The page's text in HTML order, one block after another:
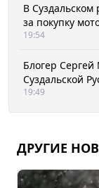
В Суздальском
за покупку
19:54
Блогер
Суздальской
19:49
ДРУГИЕ